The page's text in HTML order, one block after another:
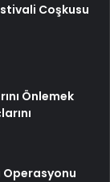
Coşkusu
Önlemek
Operasyonu